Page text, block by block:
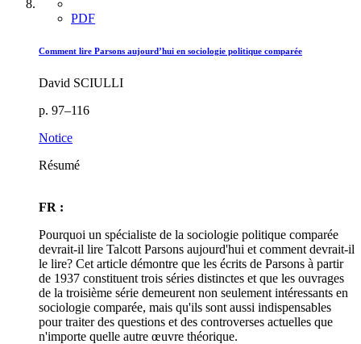
PDF
Comment lire Parsons aujourd’hui en sociologie politique comparée
David SCIULLI
p. 97–116
Notice
Résumé
FR :
Pourquoi un spécialiste de la sociologie politique comparée
devrait-il lire Talcott Parsons aujourd'hui et comment devrait-il
le lire? Cet article démontre que les écrits de Parsons à partir
de 1937 constituent trois séries distinctes et que les ouvrages
de la troisième série demeurent non seulement intéressants en
sociologie comparée, mais qu'ils sont aussi indispensables
pour traiter des questions et des controverses actuelles que
n'importe quelle autre œuvre théorique.